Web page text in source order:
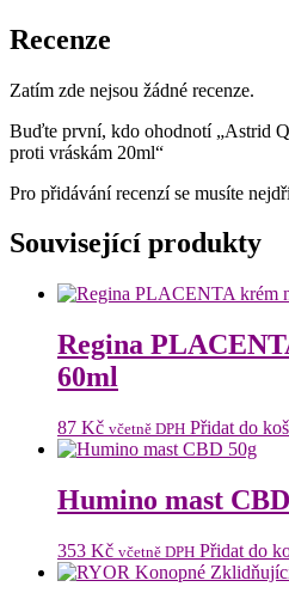
Recenze
Zatím zde nejsou žádné recenze.
Buďte první, kdo ohodnotí „Astrid
proti vráskám 20ml“
Pro přidávání recenzí se musíte
Související produkty
Regina
60ml
87 Kč včetně DPH Přidat do
Humino mast
353 Kč včetně DPH Přidat do